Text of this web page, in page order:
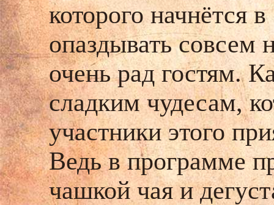
которого начнётся
опаздывать совсем
очень рад гостям.
сладким чудесам,
участники этого
Ведь в программе
чашкой чая и